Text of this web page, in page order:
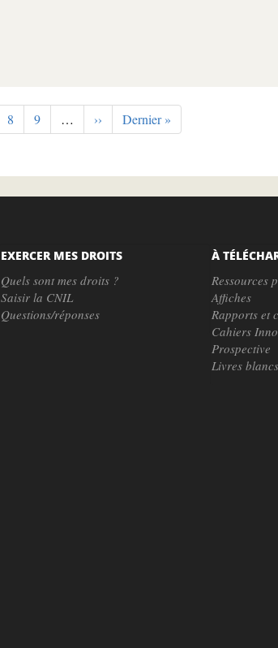
Page
8 Page
9 …
Page
suivante
››
Dernière
page
Dernier »
EXERCER MES DROITS
Quels sont mes droits ?
Saisir la CNIL
Questions/réponses
À
Ressources
Affiches
Rapports et
Cahiers
Prospective
Livres blancs